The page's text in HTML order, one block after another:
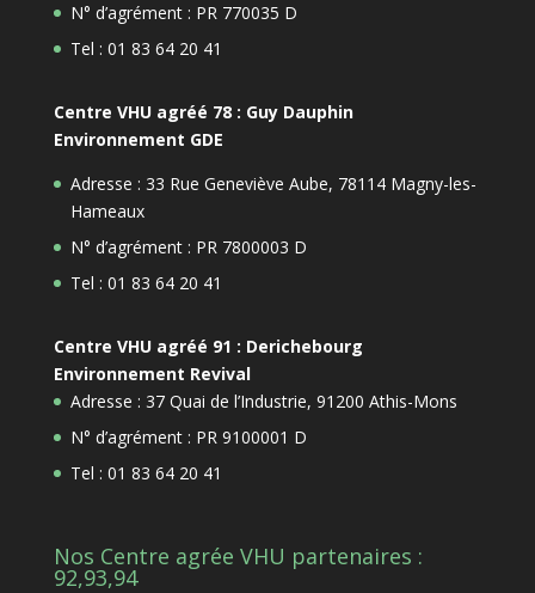
N° d’agrément : PR 770035 D
Tel : 01 83 64 20 41
Centre VHU agréé 78 : Guy Dauphin
Environnement GDE
Adresse : 33 Rue Geneviève Aube, 78114 Magny-les-
Hameaux
N° d’agrément : PR 7800003 D
Tel : 01 83 64 20 41
Centre VHU agréé 91 : Derichebourg
Environnement Revival
Adresse : 37 Quai de l’Industrie, 91200 Athis-Mons
N° d’agrément : PR 9100001 D
Tel : 01 83 64 20 41
Nos Centre agrée VHU partenaires :
92,93,94